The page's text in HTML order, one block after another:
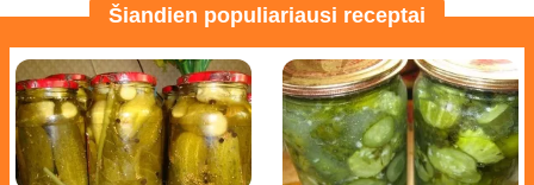
Šiandien populiariausi receptai